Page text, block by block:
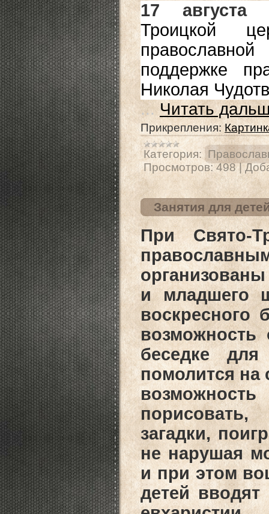
17 августа
Троицкой
поддержке
Николая
... Читать
Прикрепления:
Категория:
Просмотров: 498 |
Занятия для
При Свято-
и младшего
воскресного
возможность
беседке
помолится на
возможность
порисовать,
загадки,
не нарушая
и при этом
детей